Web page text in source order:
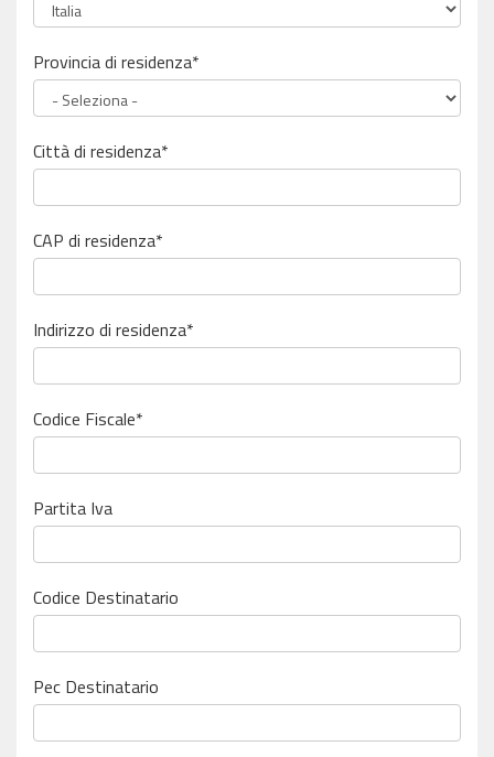
Provincia di residenza*
Città di residenza*
CAP di residenza*
Indirizzo di residenza*
Codice Fiscale*
Partita Iva
Codice Destinatario
Pec Destinatario